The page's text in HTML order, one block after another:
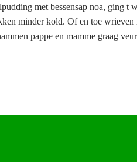
met bessensap noa, ging t
minder kold. Of en toe wrieven
pappe en mamme graag